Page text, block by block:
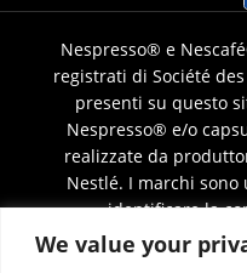
We value your
Nespresso® e
registrati di Société
presenti su questo
Nespresso® e/o
realizzate da
Nestlé. I marchi
identificare la